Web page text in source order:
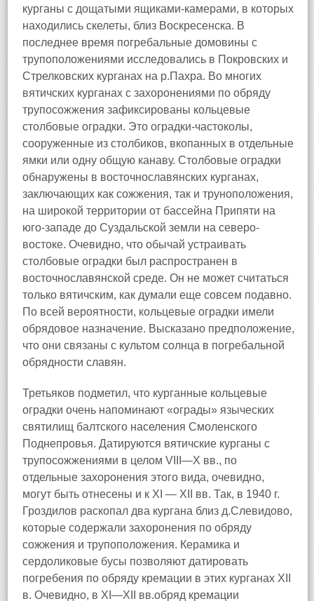
курганы с дощатыми ящиками-камерами, в которых
находились скелеты, близ Воскресенска. В
последнее время погребальные домовины с
трупоположениями исследовались в Покровских и
Стрелковских курганах на р.Пахра. Во многих
вятичских курганах с захоронениями по обряду
трупосожжения зафиксированы кольцевые
столбовые оградки. Это оградки-частоколы,
сооруженные из столбиков, вкопанных в отдельные
ямки или одну общую канаву. Столбовые оградки
обнаружены в восточнославянских курганах,
заключающих как сожжения, так и труноположения,
на широкой территории от бассейна Припяти на
юго-западе до Суздальской земли на северо-
востоке. Очевидно, что обычай устраивать
столбовые оградки был распространен в
восточнославянской среде. Он не может считаться
только вятичским, как думали еще совсем подавно.
По всей вероятности, кольцевые оградки имели
обрядовое назначение. Высказано предположение,
что они связаны с культом солнца в погребальной
обрядности славян.
Третьяков подметил, что курганные кольцевые
оградки очень напоминают «ограды» языческих
святилищ балтского населения Смоленского
Поднепровья. Датируются вятичские курганы с
трупосожжениями в целом VIII—X вв., по
отдельные захоронения этого вида, очевидно,
могут быть отнесены и к XI — XII вв. Так, в 1940 г.
Гроздилов раскопал два кургана близ д.Слевидово,
которые содержали захоронения по обряду
сожжения и трупоположения. Керамика и
сердоликовые бусы позволяют датировать
погребения по обряду кремации в этих курганах XII
в. Очевидно, в XI—XII вв.обряд кремации